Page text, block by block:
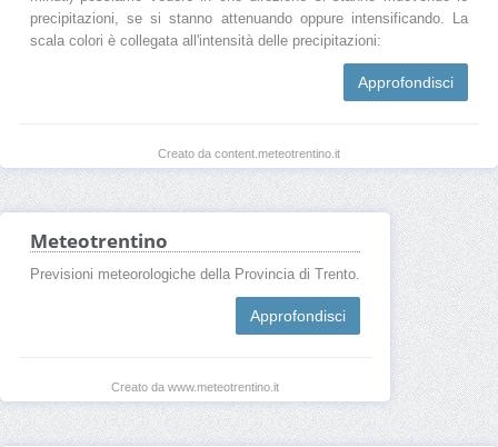
precipitazioni, se si stanno attenuando oppure intensificando. La
scala colori è collegata all'intensità delle precipitazioni:
Approfondisci
Creato da content.meteotrentino.it
Meteotrentino
Previsioni meteorologiche della Provincia di Trento.
Approfondisci
Creato da www.meteotrentino.it